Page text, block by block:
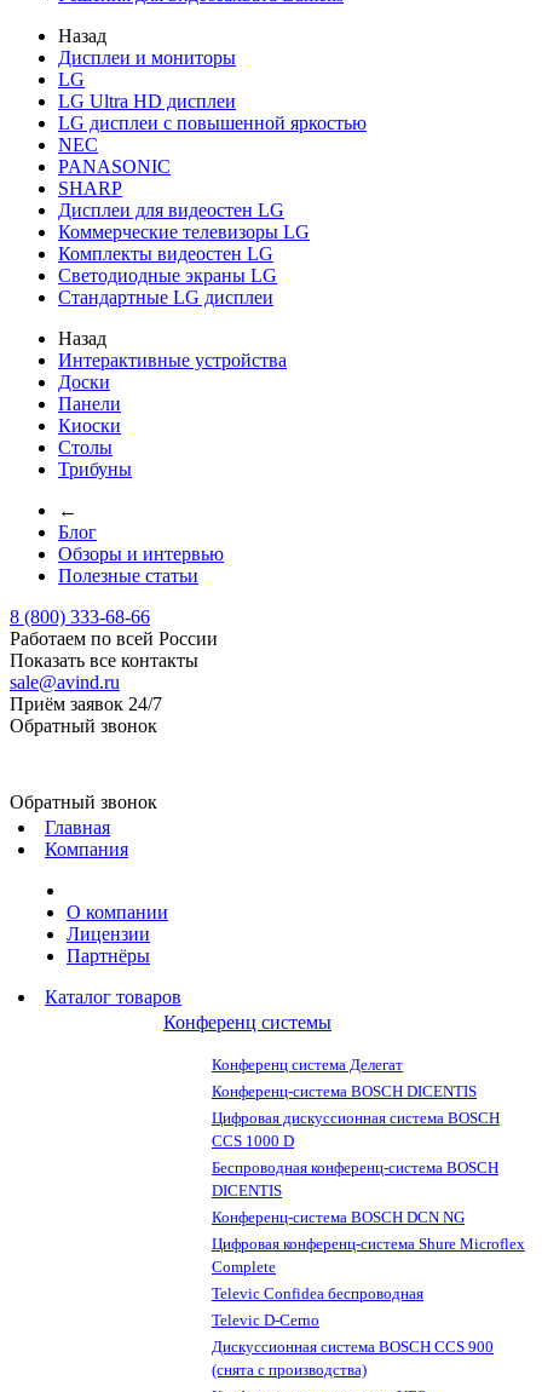
Назад
Дисплеи и мониторы
LG
LG Ultra HD дисплеи
LG дисплеи с повышенной яркостью
NEC
PANASONIC
SHARP
Дисплеи для видеостен LG
Коммерческие телевизоры LG
Комплекты видеостен LG
Светодиодные экраны LG
Стандартные LG дисплеи
Назад
Интерактивные устройства
Доски
Панели
Киоски
Столы
Трибуны
←
Блог
Обзоры и интервью
Полезные статьи
8 (800) 333-68-66
Работаем по всей России
Показать все контакты
sale@avind.ru
Приём заявок 24/7
Обратный звонок
Обратный звонок
Главная
Компания
О компании
Лицензии
Партнёры
Каталог товаров
Конференц системы
Конференц система Делегат
Конференц-система BOSCH DICENTIS
Цифровая дискуссионная система BOSCH
CCS 1000 D
Беспроводная конференц-система BOSCH
DICENTIS
Конференц-система BOSCH DCN NG
Цифровая конференц-система Shure Microflex
Complete
Televic Confidea беспроводная
Televic D-Cerno
Дискуссионная система BOSCH CCS 900
(снята с производства)